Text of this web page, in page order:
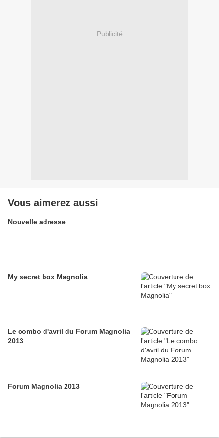
Publicité
Vous aimerez aussi
Nouvelle adresse
My secret box Magnolia
Le combo d'avril du Forum Magnolia
2013
Forum Magnolia 2013